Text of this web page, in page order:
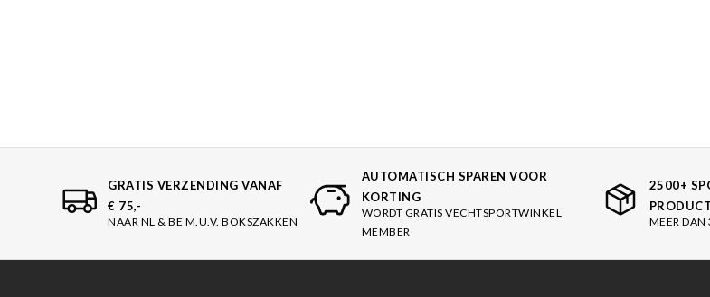
GRATIS VERZENDING VANAF
€ 75,-
NAAR NL & BE M.U.V. BOKSZAKKEN
AUTOMATISCH SPAREN VOOR
KORTING
WORDT GRATIS VECHTSPORTWINKEL
MEMBER
2500+
MEER DAN